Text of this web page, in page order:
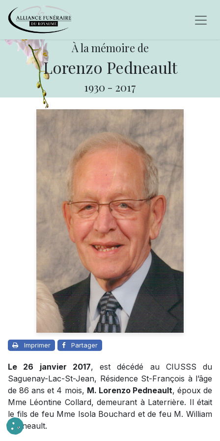
À la mémoire de
Lorenzo Pedneault
1930 - 2017
Imprimer Partager
Le 26 janvier 2017, est décédé au CIUSSS du
Saguenay-Lac-St-Jean, Résidence St-François à l’âge
de 86 ans et 4 mois, M. Lorenzo Pedneault, époux de
Mme Léontine Collard, demeurant à Laterrière. Il était
le fils de feu Mme Isola Bouchard et de feu M. William
Pedneault.